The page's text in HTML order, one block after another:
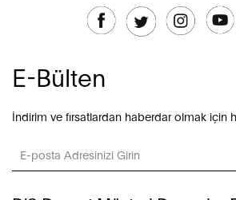
E-Bülten
İndirim ve fırsatlardan haberdar olmak için